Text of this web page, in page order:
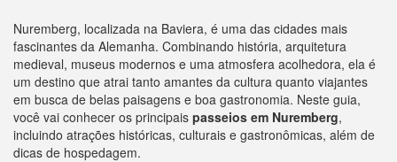
Nuremberg, localizada na Baviera, é uma das cidades mais
fascinantes da Alemanha. Combinando história, arquitetura
medieval, museus modernos e uma atmosfera acolhedora, ela é
um destino que atrai tanto amantes da cultura quanto viajantes
em busca de belas paisagens e boa gastronomia. Neste guia,
você vai conhecer os principais passeios em Nuremberg,
incluindo atrações históricas, culturais e gastronômicas, além de
dicas de hospedagem.